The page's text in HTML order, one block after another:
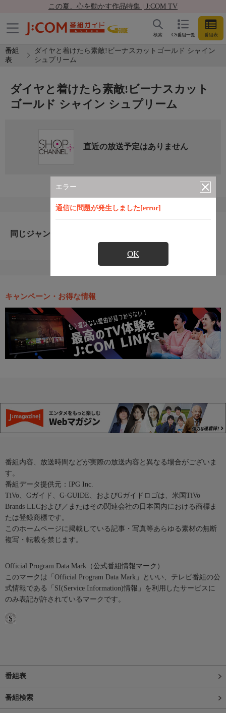
この夏、心を動かす作品特集 | J:COM TV
CS番組一覧 番組表
検索
番組
表
ダイヤと着けたら素敵!ビーナスカットゴールド シャイン
シュプリーム
エラー
通信に問題が発生しました[error]
OK
ダイヤと着けたら素敵!ビーナスカット
ゴールド シャイン シュプリーム
直近の放送予定はありません
同じジャンルのおすすめ番組
キャンペーン・お得な情報
番組内容、放送時間などが実際の放送内容と異なる場合がございま
す。
番組データ提供元：IPG Inc.
TiVo、Gガイド、G-GUIDE、およびGガイドロゴは、米国TiVo
Brands LLCおよび／またはその関連会社の日本国内における商標ま
たは登録商標です。
このホームページに掲載している記事・写真等あらゆる素材の無断
複写・転載を禁じます。
Official Program Data Mark（公式番組情報マーク）
このマークは「Official Program Data Mark」といい、テレビ番組の公
式情報である「SI(Service Information)情報」を利用したサービスに
のみ表記が許されているマークです。
番組表
番組検索